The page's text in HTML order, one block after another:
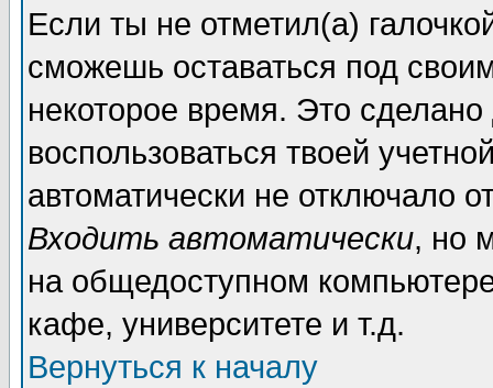
Если ты не отметил(а)
сможешь оставаться под
некоторое время. Это
воспользоваться твоей
автоматически не отключало
Входить автоматически, но
на общедоступном
кафе, университете и т.д.
Вернуться к началу